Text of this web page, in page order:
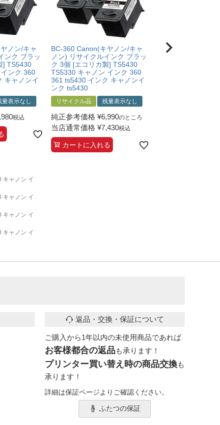
ノン/キャ
ンク ブラッ
] TS5430
ンク 360
キャノンイ
量表示なし
税込
BC-360 Canon(キヤノン/キャ
ノン) リサイクルインク ブラッ
ク 3個 [エコリカ製] TS5430
TS5330 キャノン インク 360
361 ts5430 インク キャノンイ
ンク ts5430
リサイクル品 残量表示なし
純正参考価格 ¥6,990のところ
当店通常価格 ¥7,430税込
カートに入れる
BC-361 Canon(キ
キャノン イ
キャノン イ
キャノン イ
キャノン イ
返品・交換・保証について
ご購入から1年以内の未使用商品であれば
お客様都合の返品も承ります！
プリンター買い替え時の商品交換も
承ります！
詳細は保証ページよりご確認ください。
ふたつの保証